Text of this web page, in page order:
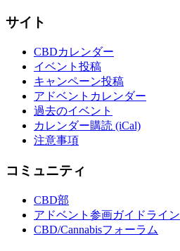
サイト
CBDカレンダー
イベント投稿
キャンペーン投稿
アドベントカレンダー
過去のイベント
カレンダー購読 (iCal)
注意事項
コミュニティ
CBD部
アドベント参画ガイドライン
CBD/Cannabisフォーラム